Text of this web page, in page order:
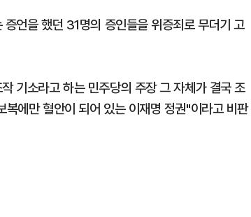
언을 했던 31명의 증인들을 위증죄로 무더기 고
기소라고 하는 민주당의 주장 그 자체가 결국 조
에만 혈안이 되어 있는 이재명 정권"이라고 비판